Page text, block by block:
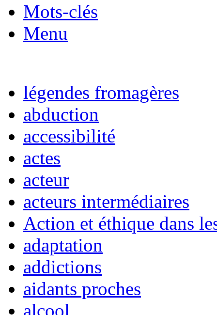
Mots-clés
Menu
légendes fromagères
abduction
accessibilité
actes
acteur
acteurs intermédiaires
Action et éthique dans
adaptation
addictions
aidants proches
alcool